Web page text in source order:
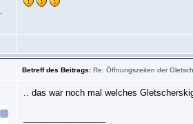
Betreff des Beitrags: Re: Öffnungszeiten der
.. das war noch mal welches